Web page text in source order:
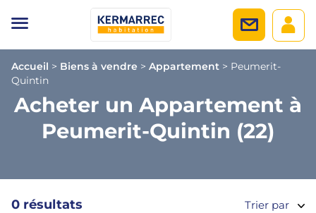
Accueil > Biens à vendre > Appartement > Peumerit-
Quintin
Acheter un Appartement à
Peumerit-Quintin (22)
0 résultats Trier par